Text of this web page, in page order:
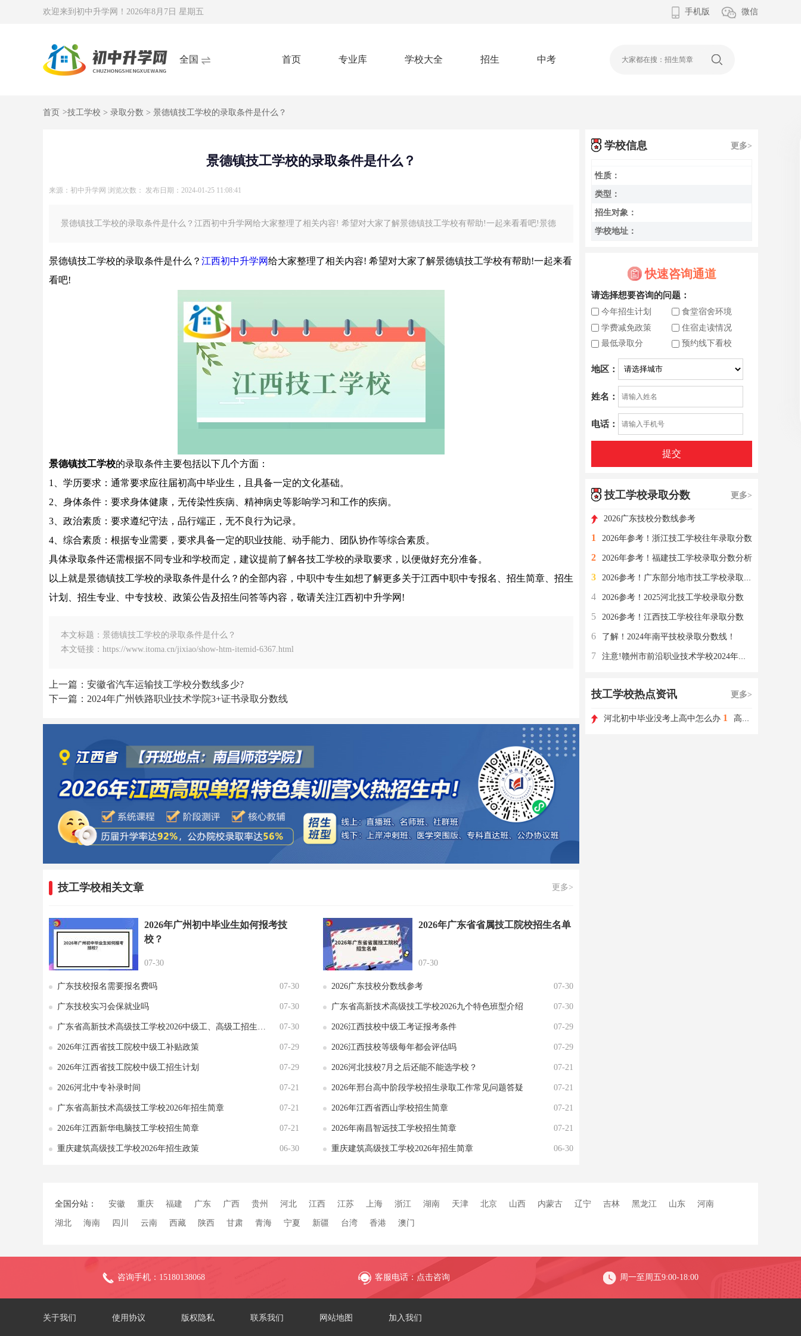
欢迎来到初中升学网！ 2026年8月7日 星期五 手机版 微信
全国 首页 专业库 学校大全 招生 中考
首页 >技工学校 > 录取分数 > 景德镇技工学校的录取条件是什么？
景德镇技工学校的录取条件是什么？
来源：初中升学网 浏览次数： 发布日期：2024-01-25 11:08:41
景德镇技工学校的录取条件是什么？江西初中升学网给大家整理了相关内容! 希望对大家了解景德镇技工学校有帮助!一起来看看吧!景德
景德镇技工学校的录取条件是什么？ 江西初中升学网给大家整理了相关内容! 希望对大家了解景德镇技工学校有帮助!一起来看
看吧!
景德镇技工学校的录取条件主要包括以下几个方面：
1、学历要求：通常要求应往届初高中毕业生，且具备一定的文化基础。
2、身体条件：要求身体健康，无传染性疾病、精神病史等影响学习和工作的疾病。
3、政治素质：要求遵纪守法，品行端正，无不良行为记录。
4、综合素质：根据专业需要，要求具备一定的职业技能、动手能力、团队协作等综合素质。
具体录取条件还需根据不同专业和学校而定，建议提前了解各技工学校的录取要求，以便做好充分准备。
以上就是景德镇技工学校的录取条件是什么？的全部内容，中职中专生如想了解更多关于江西中职中专报名、招生简章、招生
计划、招生专业、中专技校、政策公告及招生问答等内容，敬请关注江西初中升学网!
本文标题：景德镇技工学校的录取条件是什么？
本文链接：https://www.itoma.cn/jixiao/show-htm-itemid-6367.html
上一篇：安徽省汽车运输技工学校分数线多少?
下一篇：2024年广州铁路职业技术学院3+证书录取分数线
技工学校相关文章 更多>
2026年广州初中毕业生如何报考技
校？
07-30
2026年广东省省属技工院校招生名单
07-30
广东技校报名需要报名费吗 07-30 2026广东技校分数线参考 07-30
广东技校实习会保就业吗 07-30 广东省高新技术高级技工学校2026九个特色班型介绍 07-30
广东省高新技术高级技工学校2026中级工、高级工招生计划 07-30 2026江西技校中级工考证报考条件 07-29
2026年江西省技工院校中级工补贴政策 07-29 2026江西技校等级每年都会评估吗 07-29
2026年江西省技工院校中级工招生计划 07-29 2026河北技校7月之后还能不能选学校？ 07-21
2026河北中专补录时间 07-21 2026年邢台高中阶段学校招生录取工作常见问题答疑 07-21
广东省高新技术高级技工学校2026年招生简章 07-21 2026年江西省西山学校招生简章 07-21
2026年江西新华电脑技工学校招生简章 07-21 2026年南昌智远技工学校招生简章 07-21
重庆建筑高级技工学校2026年招生政策 06-30 重庆建筑高级技工学校2026年招生简章 06-30
学校信息 更多>
性质：
类型：
招生对象：
学校地址：
快速咨询通道
请选择想要咨询的问题：
今年招生计划
食堂宿舍环境
学费减免政策
住宿走读情况
最低录取分
预约线下看校
地区：
姓名：
电话：
提交
技工学校录取分数 更多>
2026广东技校分数线参考
1 2026年参考！浙江技工学校往年录取分数
2 2026年参考！福建技工学校录取分数分析
3 2026参考！广东部分地市技工学校录取分数
4 2026参考！2025河北技工学校录取分数
5 2026参考！江西技工学校往年录取分数
6 了解！2024年南平技校录取分数线！
7 注意!赣州市前沿职业技术学校2024年录取分数受什么因素影响
技工学校热点资讯 更多>
河北初中毕业没考上高中怎么办 1 高职单招如何选择学校和专业?
全国分站： 安徽 重庆 福建 广东 广西 贵州 河北 江西 江苏 上海 浙江 湖南 天津 北京 山西 内蒙古 辽宁 吉林 黑龙江 山东 河南
湖北 海南 四川 云南 西藏 陕西 甘肃 青海 宁夏 新疆 台湾 香港 澳门
咨询手机：15180138068 客服电话：点击咨询 周一至周五9:00-18:00
关于我们 使用协议 版权隐私 联系我们 网站地图 加入我们